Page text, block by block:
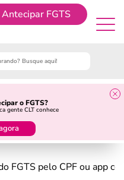
Antecipar FGTS
o FGTS?
gente CLT conhece
FGTS pelo CPF ou app